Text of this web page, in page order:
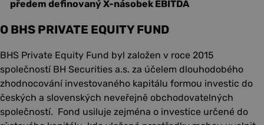
předem definovaný X-násobek EBITDA
O BHS PRIVATE EQUITY FUND
BHS Private Equity Fund byl založen v roce 2015
společností BH Securities a.s. za účelem dlouhodobého
zhodnocování investovaného kapitálu formou investic do
českých a slovenských neveřejně obchodovatelných
společností. Fond usiluje zejména o investice určené do